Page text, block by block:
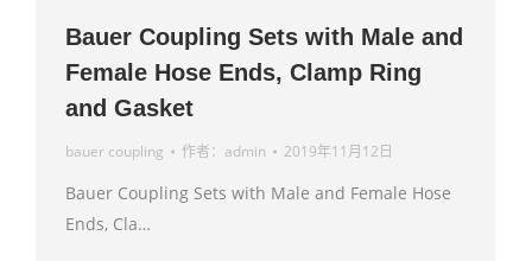
Bauer Coupling Sets with Male and
Female Hose Ends, Clamp Ring
and Gasket
bauer coupling 作者： admin 2019年11月12日
Bauer Coupling Sets with Male and Female Hose
Ends, Cla…